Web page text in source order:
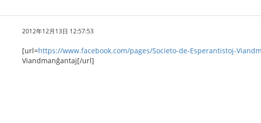
2012年12月13日 12:57:53
[url=https://www.facebook.com/pages/Societo-de-Esperantistoj-
Viandmanĝantaj[/url]